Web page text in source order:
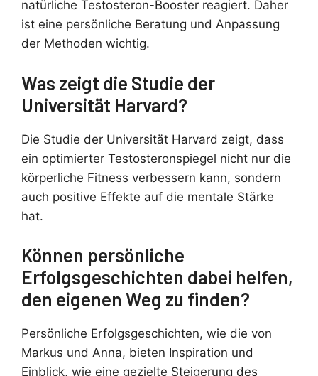
natürliche Testosteron-Booster reagiert. Daher
ist eine persönliche Beratung und Anpassung
der Methoden wichtig.
Was zeigt die Studie der
Universität Harvard?
Die Studie der Universität Harvard zeigt, dass
ein optimierter Testosteronspiegel nicht nur die
körperliche Fitness verbessern kann, sondern
auch positive Effekte auf die mentale Stärke
hat.
Können persönliche
Erfolgsgeschichten dabei helfen,
den eigenen Weg zu finden?
Persönliche Erfolgsgeschichten, wie die von
Markus und Anna, bieten Inspiration und
Einblick, wie eine gezielte Steigerung des